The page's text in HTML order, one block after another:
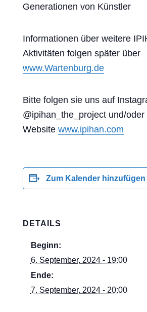
Generationen von Künstler
Informationen über weitere
Aktivitäten folgen später über
www.Wartenburg.de
Bitte folgen sie uns auf
@ipihan_the_project und/
Website www.ipihan.com
Zum Kalender hinzufügen
DETAILS
Beginn:
6. September, 2024 - 19:00
Ende:
7. September, 2024 - 20:00